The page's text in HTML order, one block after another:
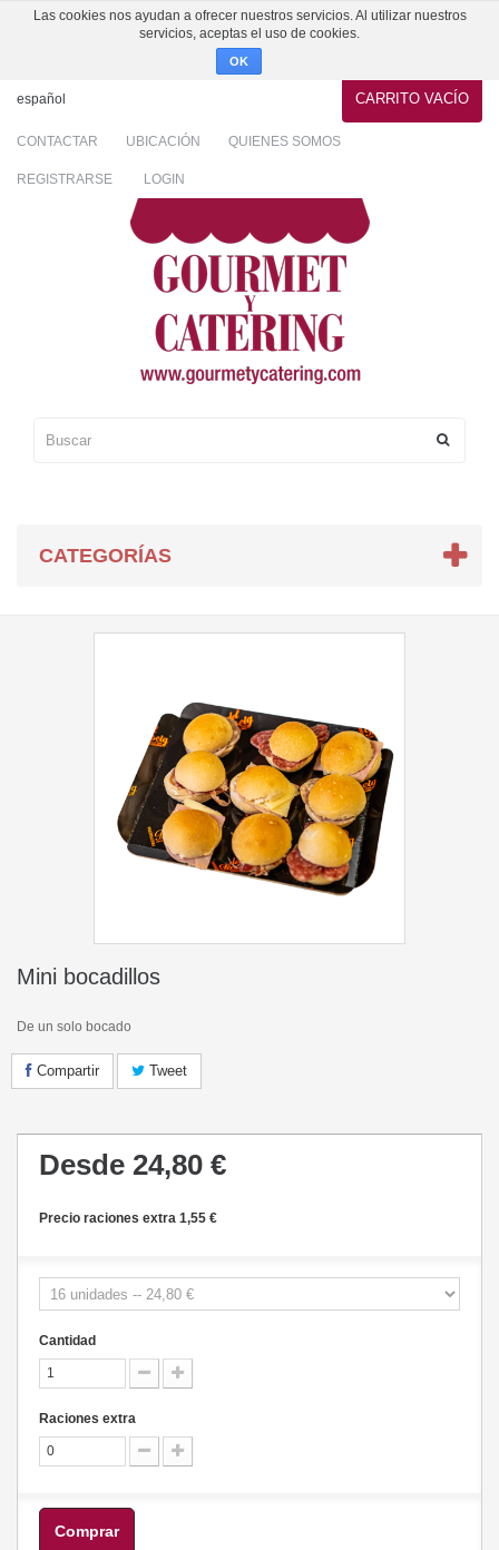
Las cookies nos ayudan a ofrecer nuestros servicios. Al utilizar nuestros
servicios, aceptas el uso de cookies.
OK
CARRITO VACÍO
español
CONTACTAR UBICACIÓN QUIENES SOMOS
REGISTRARSE LOGIN
CATEGORÍAS
Mini bocadillos
De un solo bocado
Compartir Tweet
Desde 24,80 €
Precio raciones extra 1,55 €
Cantidad
Raciones extra
Comprar